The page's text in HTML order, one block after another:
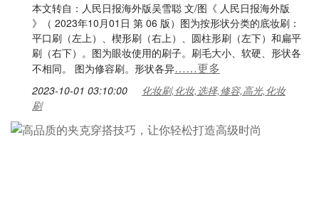
本文转自：人民日报海外版吴雪聪 文/图《 人民日报海外版
》（ 2023年10月01日 第 06 版）图为按形状分类的底妆刷：
平口刷（左上）、楔形刷（右上）、圆柱形刷（左下）和扁平
刷（右下）。图为眼妆使用的刷子。刷毛大小、软硬、形状各
不相同。 图为修容刷。形状各异……更多
2023-10-01 03:10:00
化妆刷,化妆,选择,修容,高光,化妆
刷